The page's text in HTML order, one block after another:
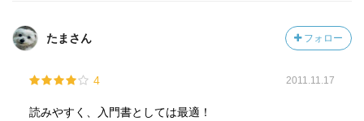
たまさん フォロー
4 2011.11.17
読みやすく、入門書としては最適！